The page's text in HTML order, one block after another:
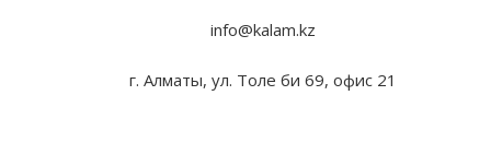
info@kalam.kz
г. Алматы, ул. Толе би 69, офис 21